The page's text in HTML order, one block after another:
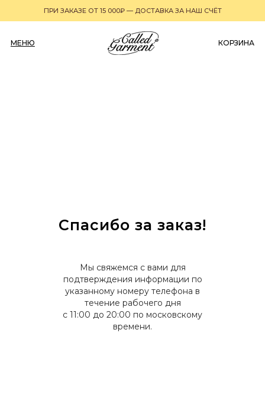
КОРЗИНА
МЕНЮ
ПРИ ЗАКАЗЕ ОТ 15 000₽ — ДОСТАВКА ЗА НАШ СЧЁТ
Спасибо за заказ!
Мы свяжемся с вами для
подтверждения информации по
указанному номеру телефона в
течение рабочего дня
с 11:00 до 20:00 по московскому
времени.